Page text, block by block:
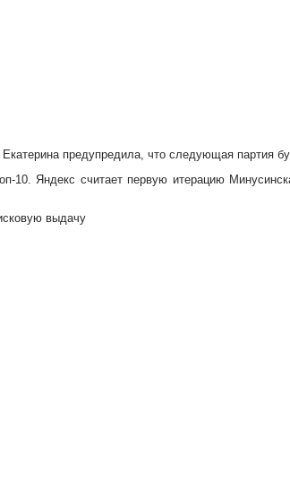
предупредила, что следующая партия
10. Яндекс считает первую итерацию